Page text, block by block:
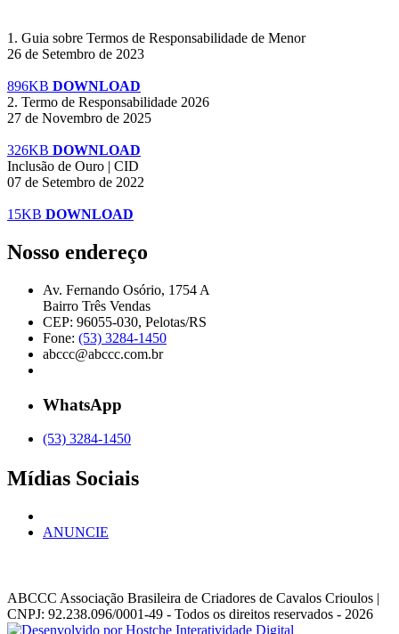
1. Guia sobre Termos de Responsabilidade de Menor
26 de Setembro de 2023
896KB DOWNLOAD
2. Termo de Responsabilidade 2026
27 de Novembro de 2025
326KB DOWNLOAD
Inclusão de Ouro | CID
07 de Setembro de 2022
15KB DOWNLOAD
Nosso endereço
Av. Fernando Osório, 1754 A
Bairro Três Vendas
CEP: 96055-030, Pelotas/RS
Fone: (53) 3284-1450
abccc@abccc.com.br
WhatsApp
(53) 3284-1450
Mídias Sociais
ANUNCIE
ABCCC Associação Brasileira de Criadores de Cavalos Crioulos |
CNPJ: 92.238.096/0001-49 - Todos os direitos reservados - 2026